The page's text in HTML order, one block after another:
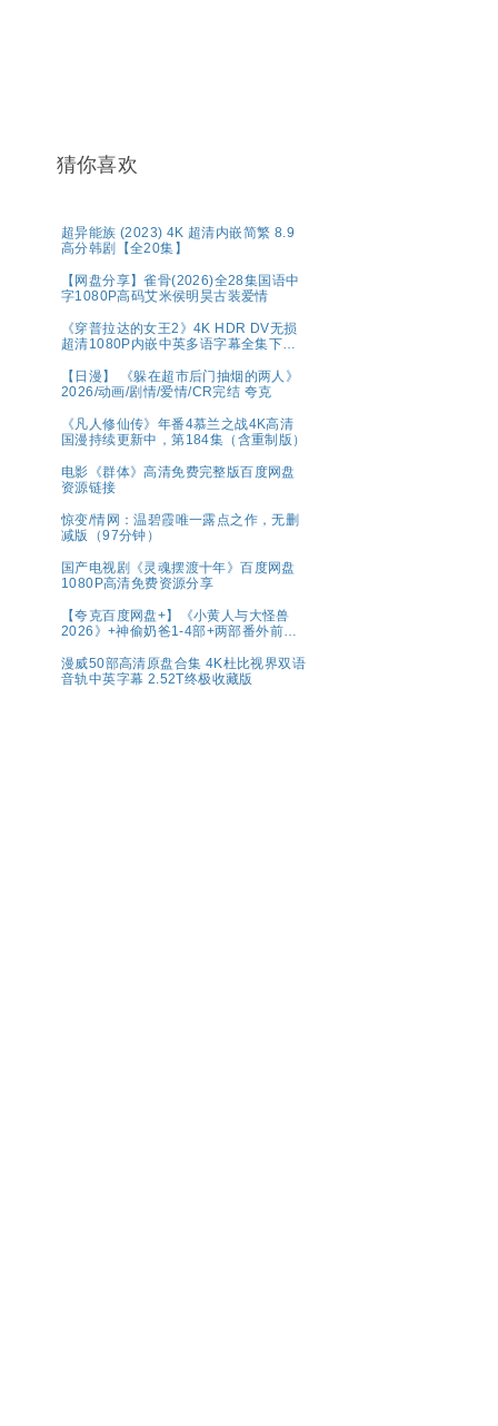
猜你喜欢
超异能族 (2023) 4K 超清内嵌简繁 8.9
高分韩剧【全20集】
【网盘分享】雀骨(2026)全28集国语中
字1080P高码艾米侯明昊古装爱情
《穿普拉达的女王2》4K HDR DV无损
超清1080P内嵌中英多语字幕全集下载
【日漫】 《躲在超市后门抽烟的两人》
2026/动画/剧情/爱情/CR完结 夸克
《凡人修仙传》年番4慕兰之战4K高清
国漫持续更新中，第184集（含重制版）
电影《群体》高清免费完整版百度网盘
资源链接
惊变/情网：温碧霞唯一露点之作，无删
减版（97分钟）
国产电视剧《灵魂摆渡十年》百度网盘
1080P高清免费资源分享
【夸克百度网盘+】《小黄人与大怪兽
2026》+神偷奶爸1-4部+两部番外前传
漫威50部高清原盘合集 4K杜比视界双语
音轨中英字幕 2.52T终极收藏版